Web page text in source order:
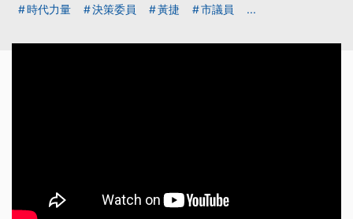
時代力量 決策委員 黃捷 市議員 ...